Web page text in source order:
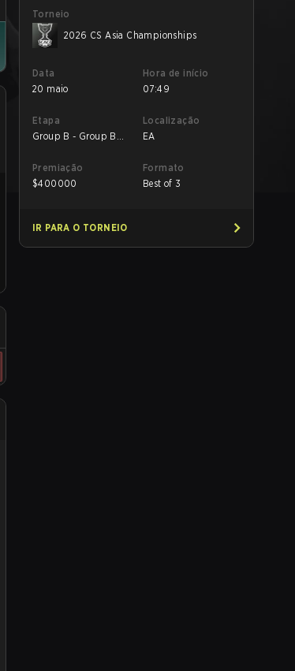
Torneio
2026 CS Asia Championships
Data
20 maio
Hora de início
07:49
Etapa
Group B - Group B
Localização
EA
Premiação
$400000
Formato
Best of 3
IR PARA O TORNEIO